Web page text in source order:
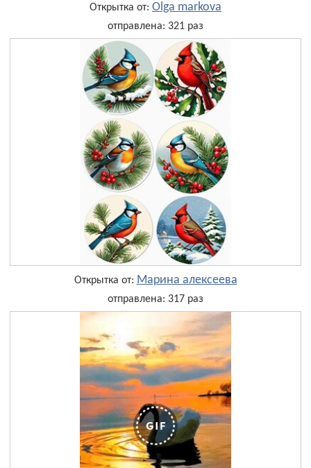
Открытка от: Olga markova
отправлена: 321 раз
Открытка от: Марина алексеева
отправлена: 317 раз